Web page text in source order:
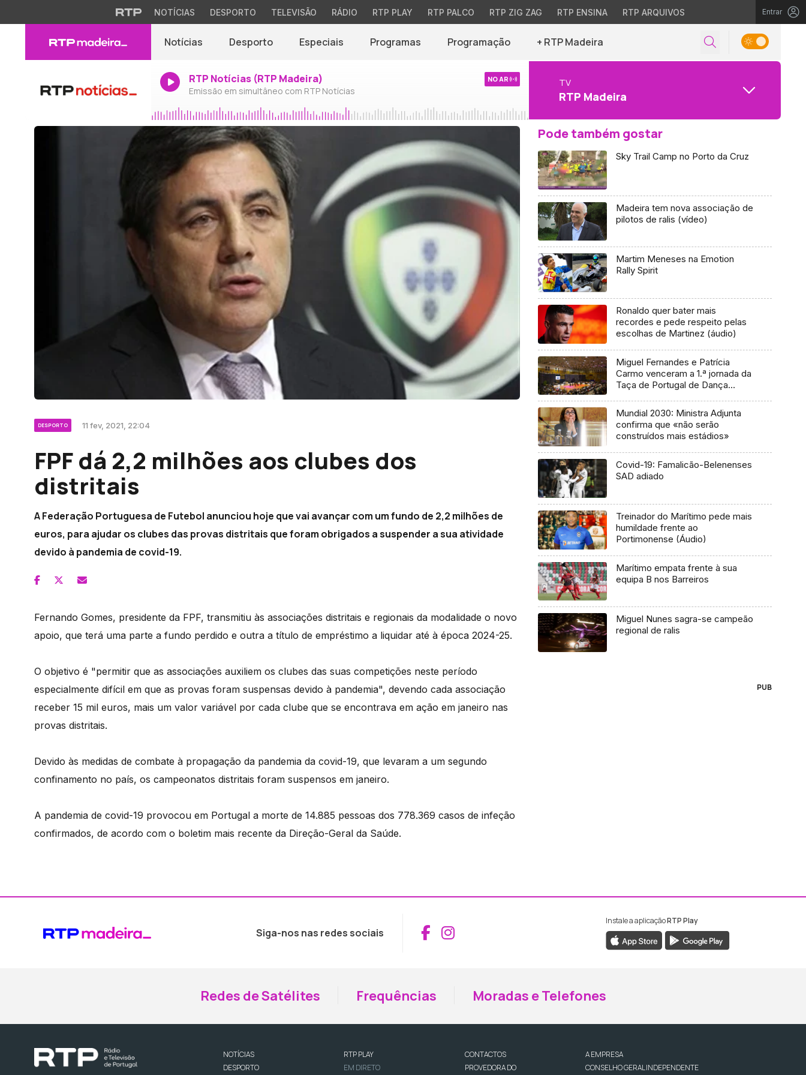
NOTÍCIAS DESPORTO TELEVISÃO RÁDIO RTP PLAY RTP PALCO RTP ZIG ZAG RTP ENSINA RTP ARQUIVOS Entrar
Notícias Desporto Especiais Programas Programação + RTP Madeira
RTP Notícias (RTP Madeira)
Emissão em simultâneo com RTP Notícias
NO AR TV
RTP Madeira
DESPORTO 11 fev, 2021, 22:04
FPF dá 2,2 milhões aos clubes dos
distritais
A Federação Portuguesa de Futebol anunciou hoje que vai avançar com um fundo de 2,2 milhões de
euros, para ajudar os clubes das provas distritais que foram obrigados a suspender a sua atividade
devido à pandemia de covid-19.
Fernando Gomes, presidente da FPF, transmitiu às associações distritais e regionais da modalidade o novo
apoio, que terá uma parte a fundo perdido e outra a título de empréstimo a liquidar até à época 2024-25.
O objetivo é "permitir que as associações auxiliem os clubes das suas competições neste período
especialmente difícil em que as provas foram suspensas devido à pandemia", devendo cada associação
receber 15 mil euros, mais um valor variável por cada clube que se encontrava em ação em janeiro nas
provas distritais.
Devido às medidas de combate à propagação da pandemia da covid-19, que levaram a um segundo
confinamento no país, os campeonatos distritais foram suspensos em janeiro.
A pandemia de covid-19 provocou em Portugal a morte de 14.885 pessoas dos 778.369 casos de infeção
confirmados, de acordo com o boletim mais recente da Direção-Geral da Saúde.
Pode também gostar
Sky Trail Camp no Porto da Cruz
Madeira tem nova associação de
pilotos de ralis (vídeo)
Martim Meneses na Emotion
Rally Spirit
Ronaldo quer bater mais
recordes e pede respeito pelas
escolhas de Martinez (áudio)
Miguel Fernandes e Patrícia
Carmo venceram a 1.ª jornada da
Taça de Portugal de Dança
Mundial 2030: Ministra Adjunta
confirma que «não serão
construídos mais estádios»
Covid-19: Famalicão-Belenenses
SAD adiado
Treinador do Marítimo pede mais
humildade frente ao
Portimonense (Áudio)
Marítimo empata frente à sua
equipa B nos Barreiros
Miguel Nunes sagra-se campeão
regional de ralis
PUB
Siga-nos nas redes sociais Aceder ao Facebook da RTP Madeira
Aceder ao Instagram da RTP Madeira
Instale a aplicaçãoRTP Play
Redes de Satélites Frequências Moradas e Telefones
NOTÍCIAS
DESPORTO
RTP PLAY
EM DIRETO
CONTACTOS
PROVEDORA DO
A EMPRESA
CONSELHO GERAL INDEPENDENTE